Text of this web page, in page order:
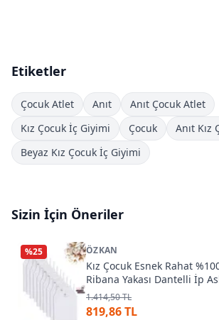
Etiketler
Çocuk Atlet Anıt
Anıt Çocuk Atlet
Kız Çocuk İç Giyimi
Çocuk
Anıt Kız
Beyaz Kız Çocuk İç Giyimi
Sizin İçin Öneriler
%25 ÖZKAN
Kız Çocuk Esnek Rahat
Ribana Yakası Dantelli İp
PaketÖzkan 0806
1.414,50 TL
819,86 TL